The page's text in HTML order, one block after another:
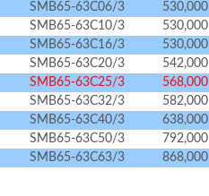
SMB65-63C06/3 530,000
SMB65-63C10/3 530,000
SMB65-63C16/3 530,000
SMB65-63C20/3 542,000
SMB65-63C25/3 568,000
SMB65-63C32/3 582,000
SMB65-63C40/3 638,000
SMB65-63C50/3
792,000
SMB65-63C63/3 868,000